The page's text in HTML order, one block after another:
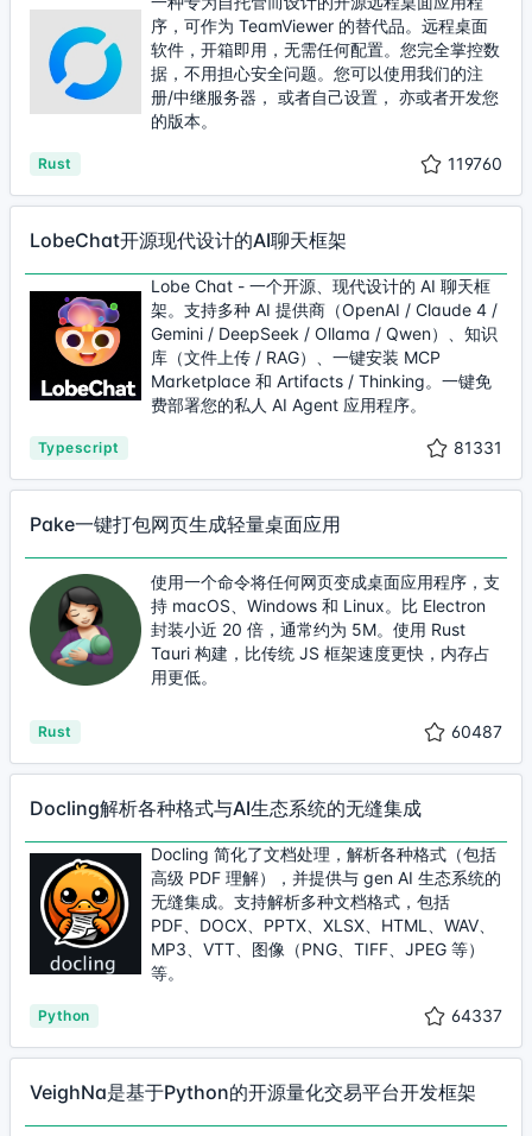
序，可作为 TeamViewer 的替代品。远程桌面
软件，开箱即用，无需任何配置。您完全掌控数
据，不用担心安全问题。您可以使用我们的注
册/中继服务器， 或者自己设置， 亦或者开发您
的版本。
Rust 119760
LobeChat开源现代设计的AI聊天框架
Lobe Chat - 一个开源、现代设计的 AI 聊天框
架。支持多种 AI 提供商（OpenAI / Claude 4 /
Gemini / DeepSeek / Ollama / Qwen）、知识
库（文件上传 / RAG）、一键安装 MCP
Marketplace 和 Artifacts / Thinking。一键免
费部署您的私人 AI Agent 应用程序。
Typescript 81331
Pake一键打包网页生成轻量桌面应用
使用一个命令将任何网页变成桌面应用程序，支
持 macOS、Windows 和 Linux。比 Electron
封装小近 20 倍，通常约为 5M。使用 Rust
Tauri 构建，比传统 JS 框架速度更快，内存占
用更低。
Rust 60487
Docling解析各种格式与AI生态系统的无缝集成
Docling 简化了文档处理，解析各种格式（包括
高级 PDF 理解），并提供与 gen AI 生态系统的
无缝集成。支持解析多种文档格式，包括
PDF、DOCX、PPTX、XLSX、HTML、WAV、
MP3、VTT、图像（PNG、TIFF、JPEG 等）
等。
Python 64337
VeighNa是基于Python的开源量化交易平台开发框架